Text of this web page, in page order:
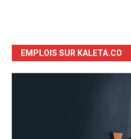
EMPLOIS SUR KALETA.CO